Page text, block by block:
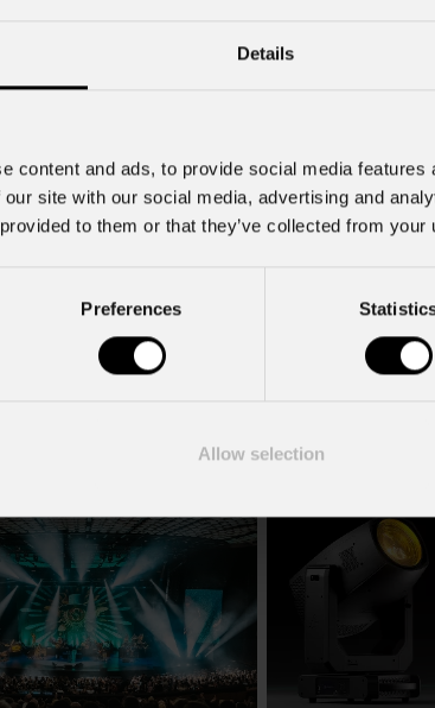
Details
content and ads, to provide social media
site with our social media, advertising and
to them or that they’ve collected from
Preferences
Allow selection
commerciali e iniziative di marketing.
al trattamento ai sensi dell'art. 6 del